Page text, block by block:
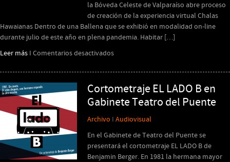
la Bóveda Celeste de Valparaíso abre proceso
de creación de la experiencia virtual Chalas
Hawaianas Dentro de una Ballena que se exhibió en modalidad on-line
durante julio de este año en plena pandemia. Habitar […]
Leer más I Comentarios desactivadosen
el
Umbral”
la
compañía
Bóveda
Celeste.
Cortometraje EL LADO B en
Gabinete Teatro del Puente
Archivo I Audiovisual
En el Gabinete de Teatro del Puente se
presentará el cortometraje EL LADO B de
Benjamin Berger. En 1981 la hermana mayor